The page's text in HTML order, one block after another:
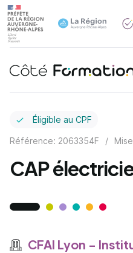
Éligible au CPF
Référence: 2063354F /
CAP
CFAI Lyon -